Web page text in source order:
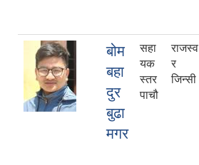
बोम
बहा
दुर
बुढा
मगर
सहा
यक
स्तर
पाचौ
राजस्व
र
जिन्सी